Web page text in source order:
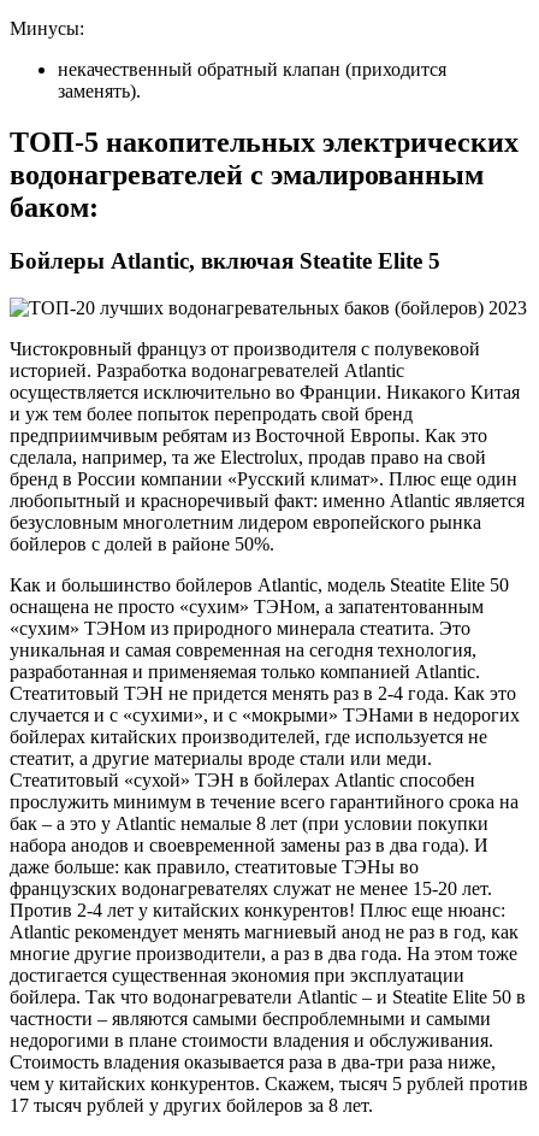
Минусы:
некачественный обратный клапан (приходится
заменять).
ТОП-5 накопительных электрических
водонагревателей с эмалированным
баком:
Бойлеры Atlantic, включая Steatite Elite 5
Чистокровный француз от производителя с полувековой
историей. Разработка водонагревателей Atlantic
осуществляется исключительно во Франции. Никакого Китая
и уж тем более попыток перепродать свой бренд
предприимчивым ребятам из Восточной Европы. Как это
сделала, например, та же Electrolux, продав право на свой
бренд в России компании «Русский климат». Плюс еще один
любопытный и красноречивый факт: именно Atlantic является
безусловным многолетним лидером европейского рынка
бойлеров с долей в районе 50%.
Как и большинство бойлеров Atlantic, модель Steatite Elite 50
оснащена не просто «сухим» ТЭНом, а запатентованным
«сухим» ТЭНом из природного минерала стеатита. Это
уникальная и самая современная на сегодня технология,
разработанная и применяемая только компанией Atlantic.
Стеатитовый ТЭН не придется менять раз в 2-4 года. Как это
случается и с «сухими», и с «мокрыми» ТЭНами в недорогих
бойлерах китайских производителей, где используется не
стеатит, а другие материалы вроде стали или меди.
Стеатитовый «сухой» ТЭН в бойлерах Atlantic способен
прослужить минимум в течение всего гарантийного срока на
бак – а это у Atlantic немалые 8 лет (при условии покупки
набора анодов и своевременной замены раз в два года). И
даже больше: как правило, стеатитовые ТЭНы во
французских водонагревателях служат не менее 15-20 лет.
Против 2-4 лет у китайских конкурентов! Плюс еще нюанс:
Atlantic рекомендует менять магниевый анод не раз в год, как
многие другие производители, а раз в два года. На этом тоже
достигается существенная экономия при эксплуатации
бойлера. Так что водонагреватели Atlantic – и Steatite Elite 50 в
частности – являются самыми беспроблемными и самыми
недорогими в плане стоимости владения и обслуживания.
Стоимость владения оказывается раза в два-три раза ниже,
чем у китайских конкурентов. Скажем, тысяч 5 рублей против
17 тысяч рублей у других бойлеров за 8 лет.